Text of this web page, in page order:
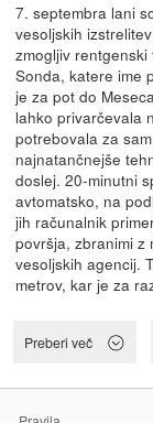
7. septembra lani
vesoljskih
zmogljiv
Sonda, katere ime
je za pot do
lahko privarčevala
potrebovala za
najnatančnejše
doslej. 20-minutni
avtomatsko, na
jih računalnik
površja, zbranimi z
vesoljskih agencij.
metrov, kar je za
Preberi več